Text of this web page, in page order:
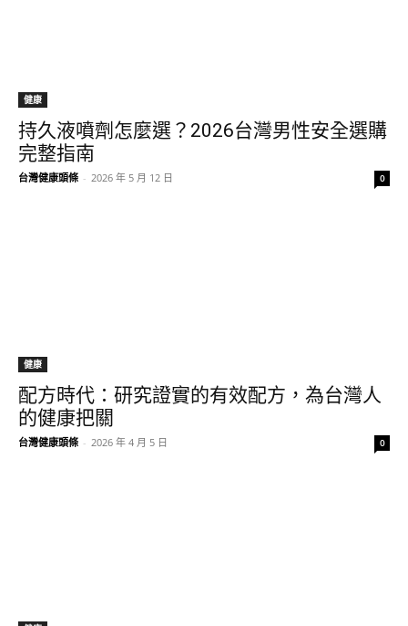
健康
持久液噴劑怎麼選？2026台灣男性安全選購
完整指南
台灣健康頭條 - 2026 年 5 月 12 日 0
健康
配方時代：研究證實的有效配方，為台灣人
的健康把關
台灣健康頭條 - 2026 年 4 月 5 日 0